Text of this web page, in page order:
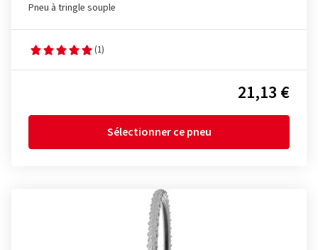
Pneu à tringle souple
(1)
21,13 €
Sélectionner ce pneu